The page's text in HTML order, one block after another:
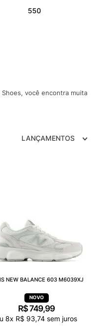
550
você encontra muita
LANÇAMENTOS
NEW BALANCE 603 M6039XJ
R$749,99
8x R$ 93,74sem juros